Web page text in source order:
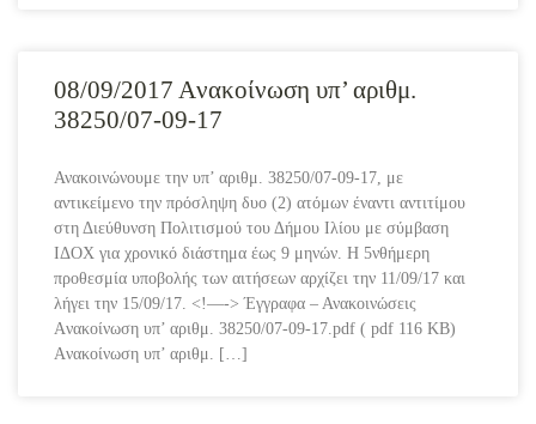
08/09/2017 Aνακοίνωση υπ’ αριθμ.
38250/07-09-17
Ανακοινώνουμε την υπ’ αριθμ. 38250/07-09-17, με
αντικείμενο την πρόσληψη δυο (2) ατόμων έναντι αντιτίμου
στη Διεύθυνση Πολιτισμού του Δήμου Ιλίου με σύμβαση
ΙΔΟΧ για χρονικό διάστημα έως 9 μηνών. Η 5νθήμερη
προθεσμία υποβολής των αιτήσεων αρχίζει την 11/09/17 και
λήγει την 15/09/17. <!—-> Έγγραφα – Ανακοινώσεις
Aνακοίνωση υπ’ αριθμ. 38250/07-09-17.pdf ( pdf 116 KB)
Aνακοίνωση υπ’ αριθμ. […]